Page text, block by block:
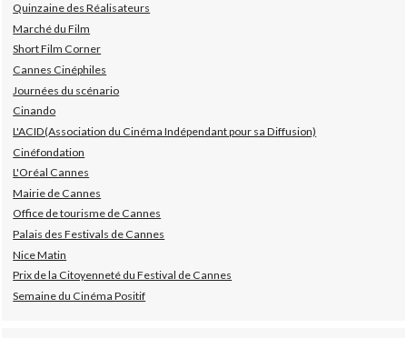
Quinzaine des Réalisateurs
Marché du Film
Short Film Corner
Cannes Cinéphiles
Journées du scénario
Cinando
L'ACID(Association du Cinéma Indépendant pour sa Diffusion)
Cinéfondation
L'Oréal Cannes
Mairie de Cannes
Office de tourisme de Cannes
Palais des Festivals de Cannes
Nice Matin
Prix de la Citoyenneté du Festival de Cannes
Semaine du Cinéma Positif